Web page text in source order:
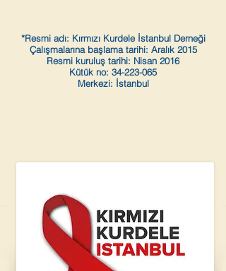
*Resmi adı: Kırmızı Kurdele İstanbul Derneği
Çalışmalarına başlama tarihi: Aralık 2015
Resmi kuruluş tarihi: Nisan 2016
Kütük no: 34-223-065
Merkezi: İstanbul